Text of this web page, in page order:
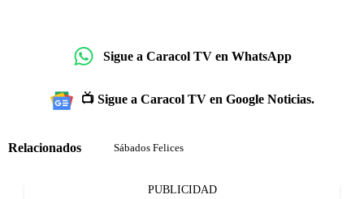
Sigue a Caracol TV en WhatsApp
📺 Sigue a Caracol TV en Google Noticias.
Relacionados Sábados Felices
PUBLICIDAD